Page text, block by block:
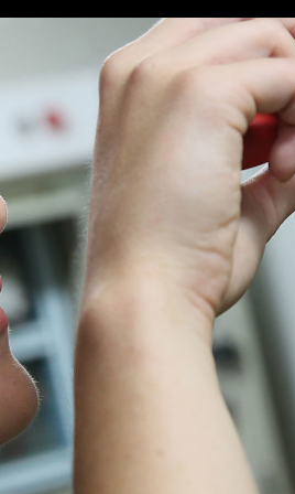
Referințe
LSG
NEWS
Cariere
Contact
Investitori